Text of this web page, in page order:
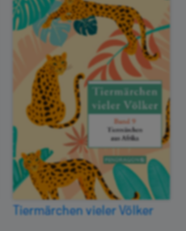
Tiermärchen vieler Völker